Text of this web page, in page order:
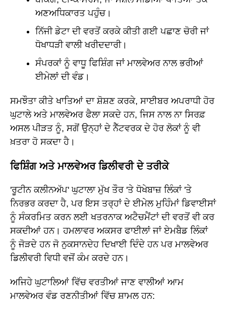
ਅਣਅਧਿਕਾਰਤ ਪਹੁੰਚ।
ਨਿੱਜੀ ਡੇਟਾ ਦੀ ਵਰਤੋਂ ਕਰਕੇ ਕੀਤੀ ਗਈ ਪਛਾਣ ਚੋਰੀ ਜਾਂ
ਧੋਖਾਧੜੀ ਵਾਲੀ ਖਰੀਦਦਾਰੀ।
ਸੰਪਰਕਾਂ ਨੂੰ ਵਾਧੂ ਫਿਸ਼ਿੰਗ ਜਾਂ ਮਾਲਵੇਅਰ ਨਾਲ ਭਰੀਆਂ
ਈਮੇਲਾਂ ਦੀ ਵੰਡ।
ਸਮਝੌਤਾ ਕੀਤੇ ਖਾਤਿਆਂ ਦਾ ਸ਼ੋਸ਼ਣ ਕਰਕੇ, ਸਾਈਬਰ ਅਪਰਾਧੀ ਹੋਰ
ਘੁਟਾਲੇ ਅਤੇ ਮਾਲਵੇਅਰ ਫੈਲਾ ਸਕਦੇ ਹਨ, ਜਿਸ ਨਾਲ ਨਾ ਸਿਰਫ਼
ਅਸਲ ਪੀੜਤ ਨੂੰ, ਸਗੋਂ ਉਨ੍ਹਾਂ ਦੇ ਨੈੱਟਵਰਕ ਦੇ ਹੋਰ ਲੋਕਾਂ ਨੂੰ ਵੀ
ਖ਼ਤਰਾ ਹੋ ਸਕਦਾ ਹੈ।
ਫਿਸ਼ਿੰਗ ਅਤੇ ਮਾਲਵੇਅਰ ਡਿਲੀਵਰੀ ਦੇ ਤਰੀਕੇ
'ਰੂਟੀਨ ਕਲੀਨਅੱਪ' ਘੁਟਾਲਾ ਮੁੱਖ ਤੌਰ 'ਤੇ ਧੋਖੇਬਾਜ਼ ਲਿੰਕਾਂ 'ਤੇ
ਨਿਰਭਰ ਕਰਦਾ ਹੈ, ਪਰ ਇਸ ਤਰ੍ਹਾਂ ਦੇ ਈਮੇਲ ਮੁਹਿੰਮਾਂ ਡਿਵਾਈਸਾਂ
ਨੂੰ ਸੰਕਰਮਿਤ ਕਰਨ ਲਈ ਖਤਰਨਾਕ ਅਟੈਚਮੈਂਟਾਂ ਦੀ ਵਰਤੋਂ ਵੀ ਕਰ
ਸਕਦੀਆਂ ਹਨ। ਹਮਲਾਵਰ ਅਕਸਰ ਫਾਈਲਾਂ ਜਾਂ ਏਮਬੈਡ ਲਿੰਕਾਂ
ਨੂੰ ਜੋੜਦੇ ਹਨ ਜੋ ਨੁਕਸਾਨਦੇਹ ਦਿਖਾਈ ਦਿੰਦੇ ਹਨ ਪਰ ਮਾਲਵੇਅਰ
ਡਿਲੀਵਰੀ ਵਿਧੀ ਵਜੋਂ ਕੰਮ ਕਰਦੇ ਹਨ।
ਅਜਿਹੇ ਘੁਟਾਲਿਆਂ ਵਿੱਚ ਵਰਤੀਆਂ ਜਾਣ ਵਾਲੀਆਂ ਆਮ
ਮਾਲਵੇਅਰ ਵੰਡ ਰਣਨੀਤੀਆਂ ਵਿੱਚ ਸ਼ਾਮਲ ਹਨ: